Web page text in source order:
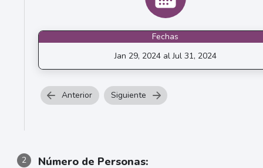
Fechas
Jan 29, 2024 al Jul 31, 2024
Anterior Siguiente
2 Número de Personas: